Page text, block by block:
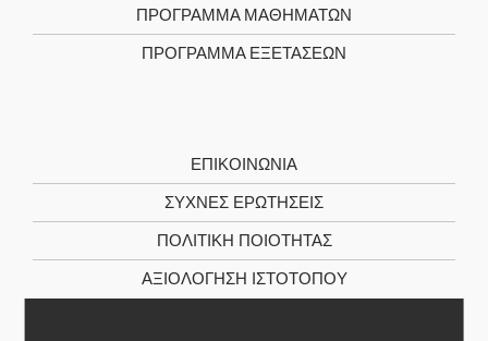
ΠΡΌΓΡΑΜΜΑ ΜΑΘΗΜΆΤΩΝ
ΠΡΌΓΡΑΜΜΑ ΕΞΕΤΆΣΕΩΝ
ΕΠΙΚΟΙΝΩΝΊΑ
ΣΥΧΝΕΣ ΕΡΩΤΗΣΕΙΣ
ΠΟΛΙΤΙΚΉ ΠΟΙΌΤΗΤΑΣ
ΑΞΙΟΛΌΓΗΣΗ ΙΣΤΌΤΟΠΟΥ